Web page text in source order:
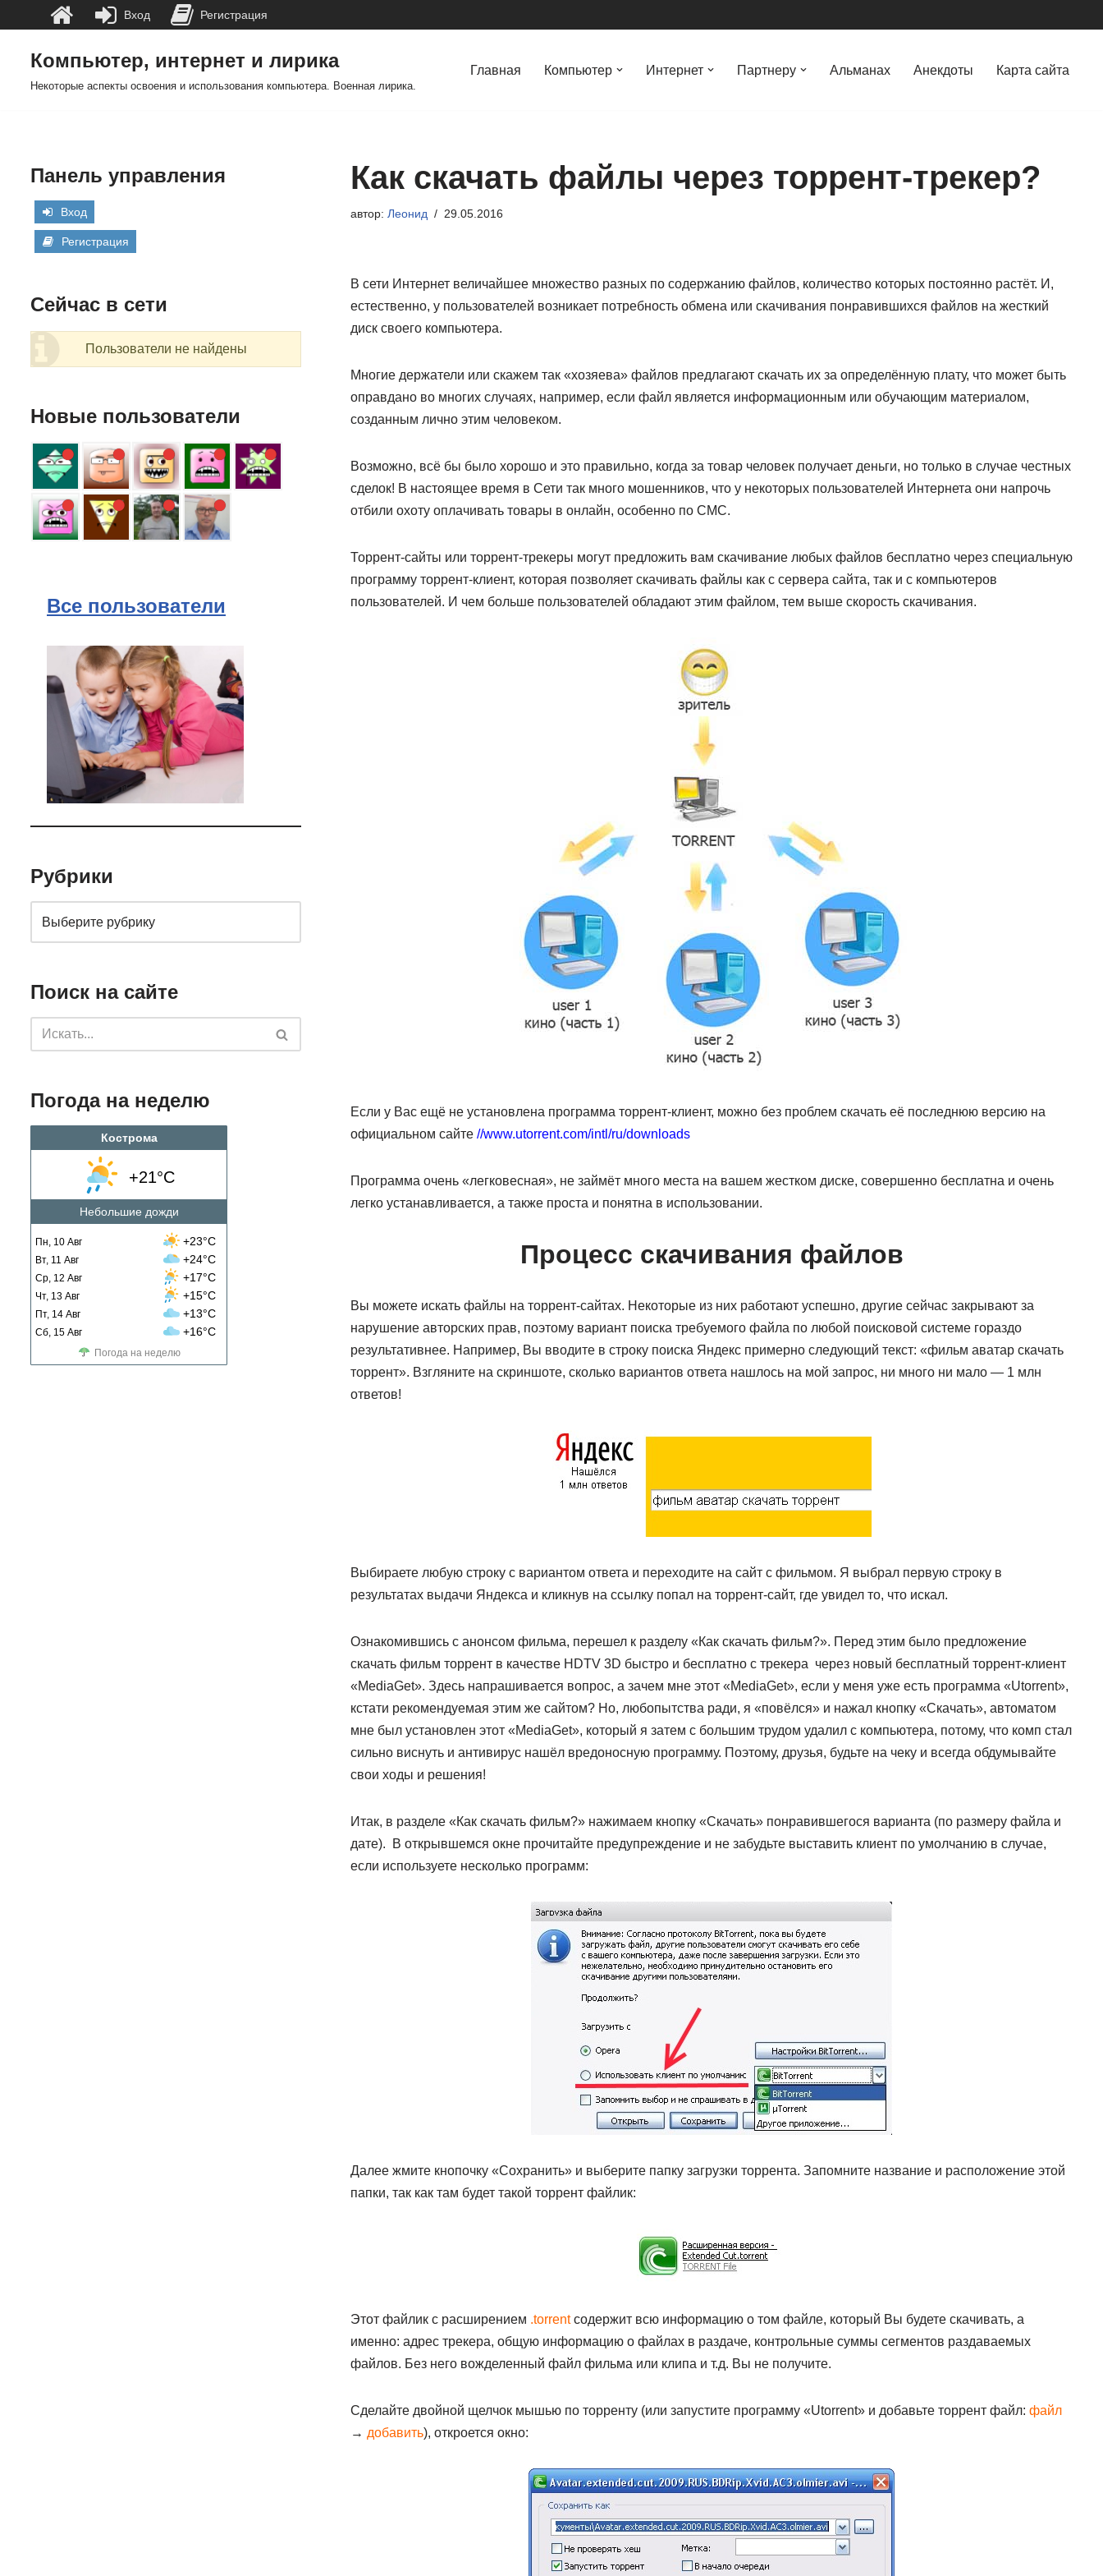
Компьютер, интернет и лирика
Некоторые аспекты освоения и использования компьютера. Военная лирика.
Главная Компьютер Интернет Партнеру Альманах Анекдоты Карта сайта
Панель управления
Вход
Регистрация
Сейчас в сети
Пользователи не найдены
Новые пользователи
Все пользователи
Рубрики
Поиск на сайте
Погода на неделю
Кострома
+21°C
Небольшие дожди
Пн, 10 Авг +23°C
Вт, 11 Авг +24°C
Ср, 12 Авг +17°C
Чт, 13 Авг +15°C
Пт, 14 Авг +13°C
Сб, 15 Авг +16°C
Погода на неделю
Как скачать файлы через торрент-трекер?
автор: Леонид 29.05.2016
В сети Интернет величайшее множество разных по содержанию файлов, количество которых постоянно растёт. И,
естественно, у пользователей возникает потребность обмена или скачивания понравившихся файлов на жесткий
диск своего компьютера.
Многие держатели или скажем так «хозяева» файлов предлагают скачать их за определённую плату, что может быть
оправдано во многих случаях, например, если файл является информационным или обучающим материалом,
созданным лично этим человеком.
Возможно, всё бы было хорошо и это правильно, когда за товар человек получает деньги, но только в случае честных
сделок! В настоящее время в Сети так много мошенников, что у некоторых пользователей Интернета они напрочь
отбили охоту оплачивать товары в онлайн, особенно по СМС.
Торрент-сайты или торрент-трекеры могут предложить вам скачивание любых файлов бесплатно через специальную
программу торрент-клиент, которая позволяет скачивать файлы как с сервера сайта, так и с компьютеров
пользователей. И чем больше пользователей обладают этим файлом, тем выше скорость скачивания.
Если у Вас ещё не установлена программа торрент-клиент, можно без проблем скачать её последнюю версию на
официальном сайте //www.utorrent.com/intl/ru/downloads
Программа очень «легковесная», не займёт много места на вашем жестком диске, совершенно бесплатна и очень
легко устанавливается, а также проста и понятна в использовании.
Процесс скачивания файлов
Вы можете искать файлы на торрент-сайтах. Некоторые из них работают успешно, другие сейчас закрывают за
нарушение авторских прав, поэтому вариант поиска требуемого файла по любой поисковой системе гораздо
результативнее. Например, Вы вводите в строку поиска Яндекс примерно следующий текст: «фильм аватар скачать
торрент». Взгляните на скриншоте, сколько вариантов ответа нашлось на мой запрос, ни много ни мало — 1 млн
ответов!
Выбираете любую строку с вариантом ответа и переходите на сайт с фильмом. Я выбрал первую строку в
результатах выдачи Яндекса и кликнув на ссылку попал на торрент-сайт, где увидел то, что искал.
Ознакомившись с анонсом фильма, перешел к разделу «Как скачать фильм?». Перед этим было предложение
скачать фильм торрент в качестве HDTV 3D быстро и бесплатно с трекера через новый бесплатный торрент-клиент
«MediaGet». Здесь напрашивается вопрос, а зачем мне этот «MediaGet», если у меня уже есть программа «Utorrent»,
кстати рекомендуемая этим же сайтом? Но, любопытства ради, я «повёлся» и нажал кнопку «Скачать», автоматом
мне был установлен этот «MediaGet», который я затем с большим трудом удалил с компьютера, потому, что комп стал
сильно виснуть и антивирус нашёл вредоносную программу. Поэтому, друзья, будьте на чеку и всегда обдумывайте
свои ходы и решения!
Итак, в разделе «Как скачать фильм?» нажимаем кнопку «Скачать» понравившегося варианта (по размеру файла и
дате). В открывшемся окне прочитайте предупреждение и не забудьте выставить клиент по умолчанию в случае,
если используете несколько программ:
Далее жмите кнопочку «Сохранить» и выберите папку загрузки торрента. Запомните название и расположение этой
папки, так как там будет такой торрент файлик:
Этот файлик с расширением .torrentсодержит всю информацию о том файле, который Вы будете скачивать, а
именно: адрес трекера, общую информацию о файлах в раздаче, контрольные суммы сегментов раздаваемых
файлов. Без него вожделенный файл фильма или клипа и т.д. Вы не получите.
Сделайте двойной щелчок мышью по торренту (или запустите программу «Utorrent» и добавьте торрент файл: файл
→ добавить), откроется окно:
Вход Регистрация